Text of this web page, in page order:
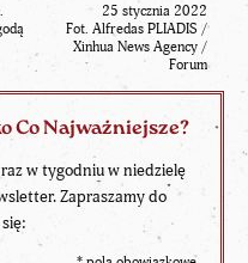
25 stycznia 2022
Fot. Alfredas PLIADIS /
Xinhua News Agency /
Forum
Co Najważniejsze?
w tygodniu w niedzielę
Zapraszamy do